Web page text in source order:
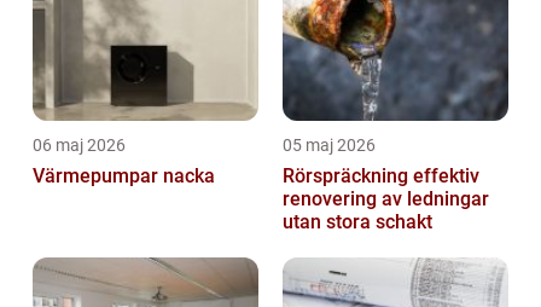
06 maj 2026
Värmepumpar nacka
05 maj 2026
Rörspräckning effektiv
renovering av ledningar
utan stora schakt